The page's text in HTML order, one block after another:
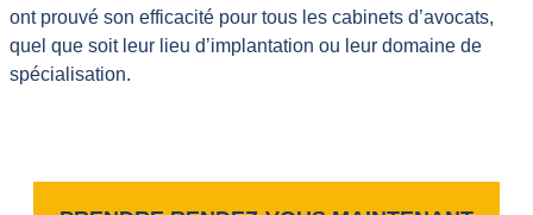
ont prouvé son efficacité pour tous les cabinets d’avocats,
quel que soit leur lieu d’implantation ou leur domaine de
spécialisation.